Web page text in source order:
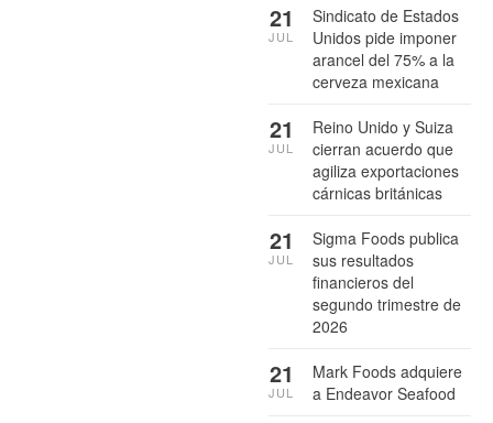
Sindicato de Estados
Unidos pide imponer
arancel del 75% a la
cerveza mexicana
21
JUL
Reino Unido y Suiza
cierran acuerdo que
agiliza exportaciones
cárnicas británicas
21
JUL
Sigma Foods publica
sus resultados
financieros del
segundo trimestre de
2026
21
JUL
Mark Foods adquiere
a Endeavor Seafood
21
JUL